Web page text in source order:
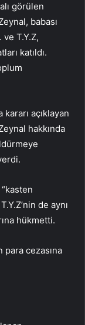
görülen
babası
ve T.Y.Z,
katıldı.
açıklayan
hakkında
de aynı
hükmetti.
para cezasına